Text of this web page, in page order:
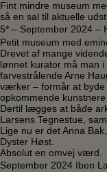
Fint mindre museum
så en sal til aktuelle
5* – September 2024 –
Petit museum med
Drevet af mange
lønnet kurator må man
farvestrålende Arne
værker – formår at byde
opkommende kunstnere
Dertil lægges at både
Larsens Tegnestue,
Lige nu er det Anna
Dyster Høst.
Absolut en omvej værd.
September 2024 Iben